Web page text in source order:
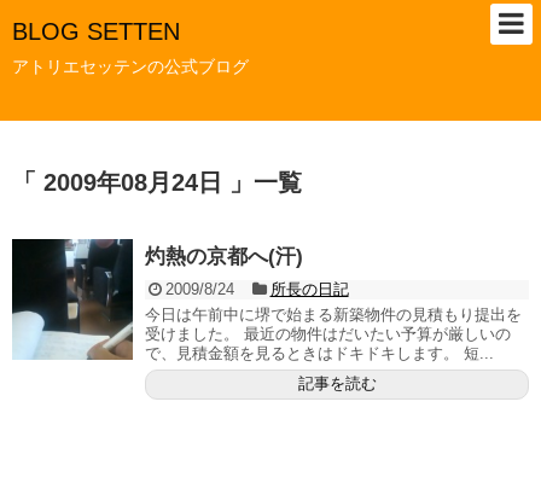
BLOG SETTEN
アトリエセッテンの公式ブログ
「 2009年08月24日 」一覧
灼熱の京都へ(汗)
2009/8/24
所長の日記
今日は午前中に堺で始まる新築物件の見積もり提出を
受けました。 最近の物件はだいたい予算が厳しいの
で、見積金額を見るときはドキドキします。 短...
記事を読む